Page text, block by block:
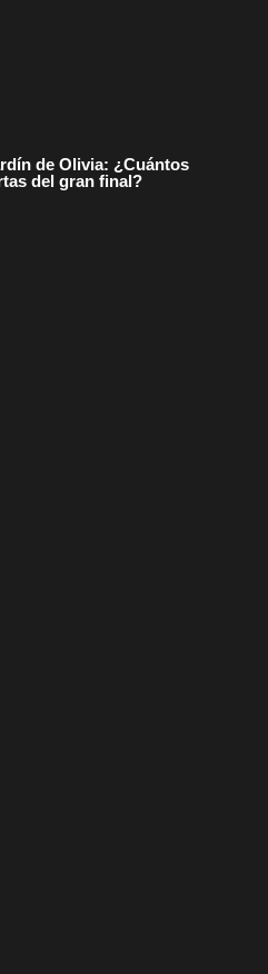
de Olivia: ¿Cuántos
del gran final?